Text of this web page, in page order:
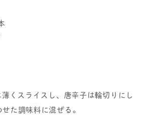
くスライスし、唐辛子は輪切りにし
た調味料に混ぜる。